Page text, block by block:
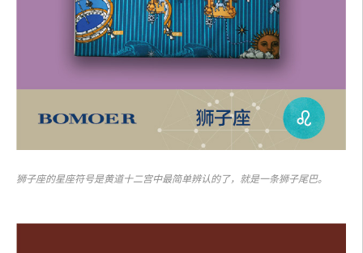
狮子座的星座符号是黄道十二宫中最简单辨认的了，就是一条狮子尾巴。